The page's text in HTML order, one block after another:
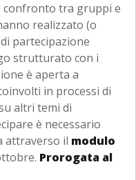
confronto tra gruppi e
realizzato (o
partecipazione
strutturato con i
è aperta a
in processi di
altri temi di
è necessario
attraverso il modulo
Prorogata al